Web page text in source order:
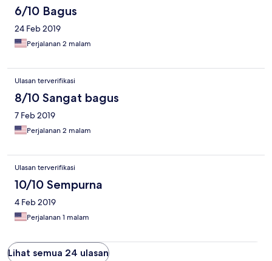
6/10 Bagus
24 Feb 2019
Perjalanan 2 malam
Ulasan terverifikasi
8/10 Sangat bagus
7 Feb 2019
Perjalanan 2 malam
Ulasan terverifikasi
10/10 Sempurna
4 Feb 2019
Perjalanan 1 malam
Lihat semua 24 ulasan